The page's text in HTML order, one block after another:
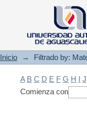
Filtrado
Inicio → Filtrado by:
A B C D E F G H I J
Comienza con